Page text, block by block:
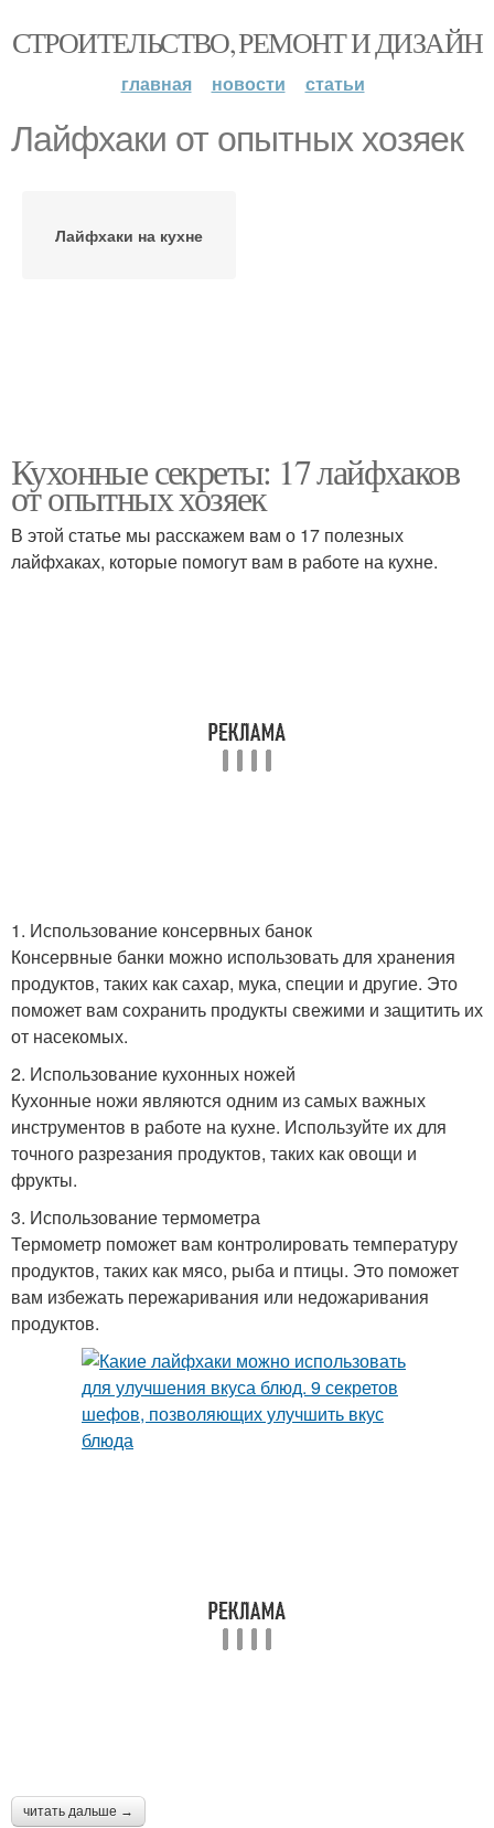
СТРОИТЕЛЬСТВО, РЕМОНТ И ДИЗАЙН
главная новости статьи
Лайфхаки от опытных хозяек
Лайфхаки на кухне
Кухонные секреты: 17 лайфхаков
от опытных хозяек
В этой статье мы расскажем вам о 17 полезных
лайфхаках, которые помогут вам в работе на кухне.
1. Использование консервных банок
Консервные банки можно использовать для хранения
продуктов, таких как сахар, мука, специи и другие. Это
поможет вам сохранить продукты свежими и защитить их
от насекомых.
2. Использование кухонных ножей
Кухонные ножи являются одним из самых важных
инструментов в работе на кухне. Используйте их для
точного разрезания продуктов, таких как овощи и
фрукты.
3. Использование термометра
Термометр поможет вам контролировать температуру
продуктов, таких как мясо, рыба и птицы. Это поможет
вам избежать пережаривания или недожаривания
продуктов.
читать дальше →